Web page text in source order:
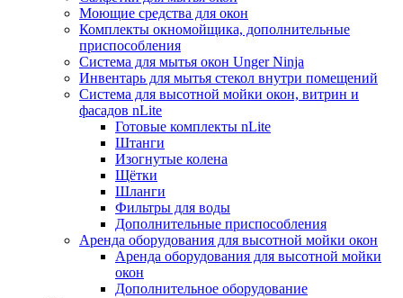
Моющие средства для окон
Комплекты окномойщика, дополнительные
приспособления
Система для мытья окон Unger Ninja
Инвентарь для мытья стекол внутри помещений
Система для высотной мойки окон, витрин и
фасадов nLite
Готовые комплекты nLite
Штанги
Изогнутые колена
Щётки
Шланги
Фильтры для воды
Дополнительные приспособления
Аренда оборудования для высотной мойки окон
Аренда оборудования для высотной мойки
окон
Дополнительное оборудование